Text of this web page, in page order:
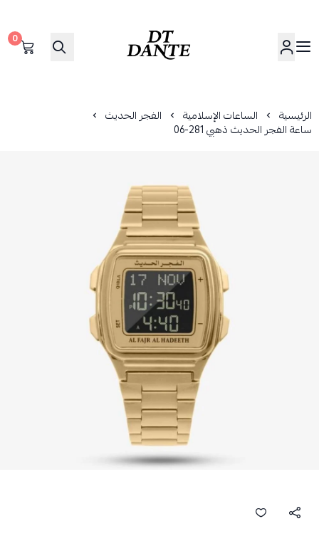
دانتي | DANTE
0
الرئيسية الساعات الإسلامية الفجر الحديث
ساعة الفجر الحديث ذهبي 281-06